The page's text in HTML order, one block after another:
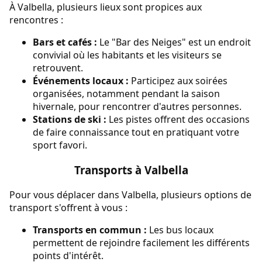
À Valbella, plusieurs lieux sont propices aux
rencontres :
Bars et cafés : Le "Bar des Neiges" est un endroit
convivial où les habitants et les visiteurs se
retrouvent.
Événements locaux : Participez aux soirées
organisées, notamment pendant la saison
hivernale, pour rencontrer d'autres personnes.
Stations de ski : Les pistes offrent des occasions
de faire connaissance tout en pratiquant votre
sport favori.
Transports à Valbella
Pour vous déplacer dans Valbella, plusieurs options de
transport s'offrent à vous :
Transports en commun : Les bus locaux
permettent de rejoindre facilement les différents
points d'intérêt.